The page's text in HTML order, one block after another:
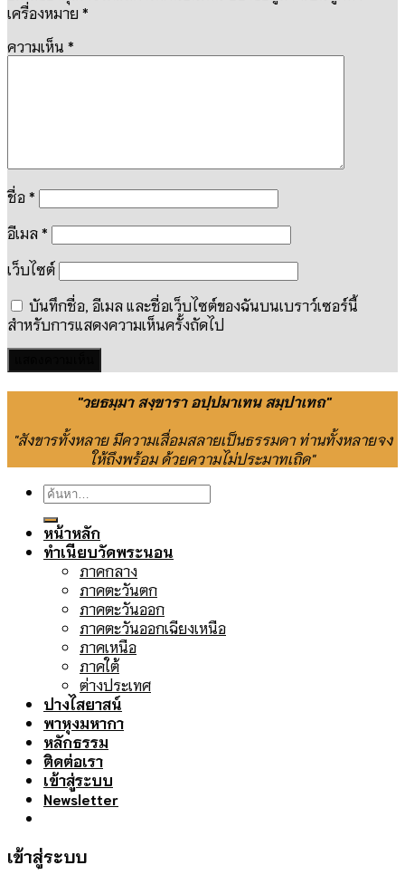
เครื่องหมาย *
ความเห็น *
ชื่อ*
อีเมล*
เว็บไซต์
บันทึกชื่อ, อีเมล และชื่อเว็บไซต์ของฉันบนเบราว์เซอร์นี้
สำหรับการแสดงความเห็นครั้งถัดไป
"วยธมฺมา สงฺขารา อปฺปมาเทน สมฺปาเทถ"
"สังขารทั้งหลาย มีความเสื่อมสลายเป็นธรรมดา ท่านทั้งหลายจง
ให้ถึงพร้อม ด้วยความไม่ประมาทเถิด"
ค้นหา:
หน้าหลัก
ทำเนียบวัดพระนอน
ภาคกลาง
ภาคตะวันตก
ภาคตะวันออก
ภาคตะวันออกเฉียงเหนือ
ภาคเหนือ
ภาคใต้
ต่างประเทศ
ปางไสยาสน์
พาหุงมหากา
หลักธรรม
ติดต่อเรา
เข้าสู่ระบบ
Newsletter
เข้าสู่ระบบ